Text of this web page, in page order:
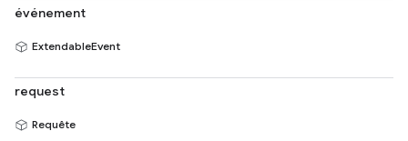
événement
ExtendableEvent
request
Requête